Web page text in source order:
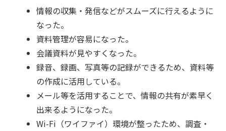
情報の収集・発信などがスムーズに行えるように
なった。
資料管理が容易になった。
会議資料が見やすくなった。
録音、録画、写真等の記録ができるため、資料等
の作成に活用している。
メール等を活用することで、情報の共有が素早く
出来るようになった。
Wi-Fi（ワイファイ）環境が整ったため、調査・